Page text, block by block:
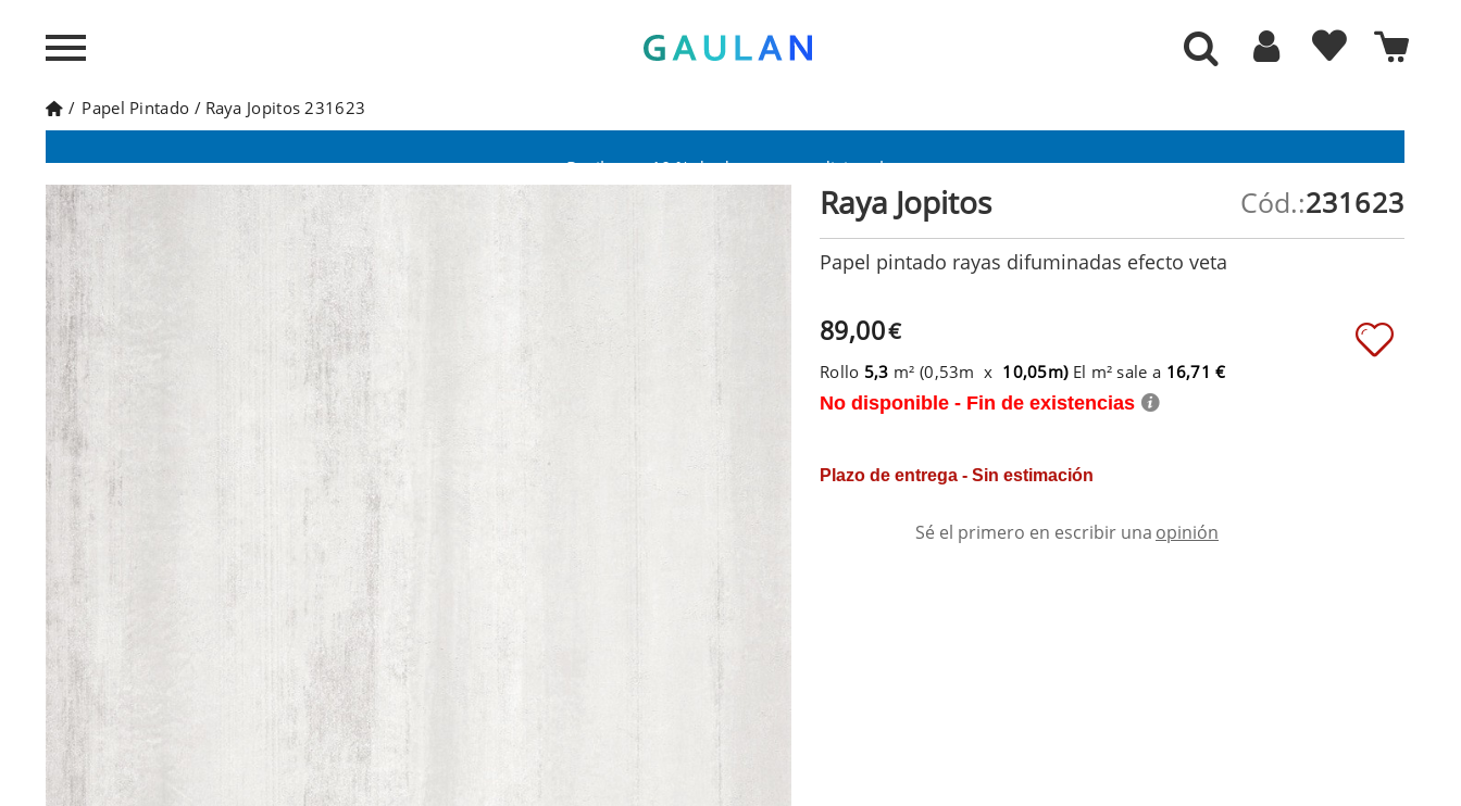
/ Papel Pintado / Raya Jopitos 231623
Raya Jopitos 231623
Cód.:
Papel pintado rayas difuminadas efecto veta
89,00€
Rollo 5,3 m² (0,53m x 10,05m) El m² sale a 16,71 €
No disponible - Fin de existencias
Plazo de entrega - Sin estimación
Sé el primero en escribir una opinión